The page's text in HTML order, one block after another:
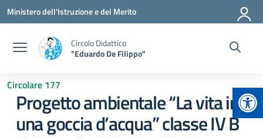
Vai ai contenuti
Vai al menu di navigazione
Vai al footer
Ministero dell'Istruzione e del Merito
Circolo Didattico
"Eduardo De Filippo"
Circolare 177
Progetto ambientale “La vita in
una goccia d’acqua” classe IV B